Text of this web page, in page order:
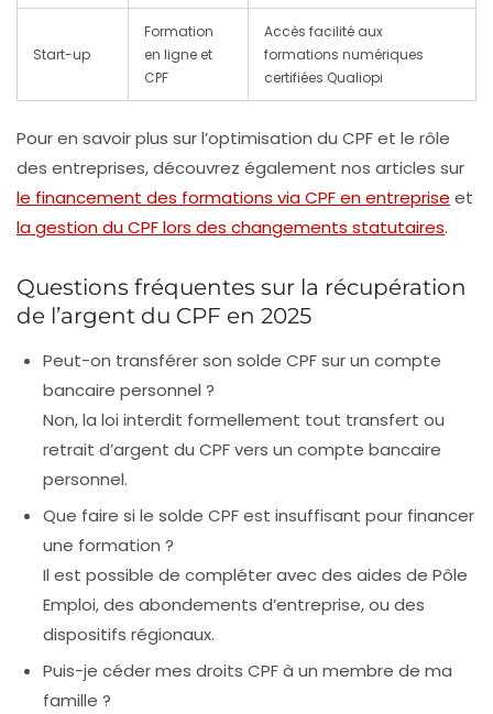
Start-up
Formation
en ligne et
CPF
Accès facilité aux
formations numériques
certifiées Qualiopi
Pour en savoir plus sur l’optimisation du CPF et le rôle
des entreprises, découvrez également nos articles sur
le financement des formations via CPF en entreprise et
la gestion du CPF lors des changements statutaires.
Questions fréquentes sur la récupération
de l’argent du CPF en 2025
Peut-on transférer son solde CPF sur un compte
bancaire personnel ?
Non, la loi interdit formellement tout transfert ou
retrait d’argent du CPF vers un compte bancaire
personnel.
Que faire si le solde CPF est insuffisant pour financer
une formation ?
Il est possible de compléter avec des aides de Pôle
Emploi, des abondements d’entreprise, ou des
dispositifs régionaux.
Puis-je céder mes droits CPF à un membre de ma
famille ?